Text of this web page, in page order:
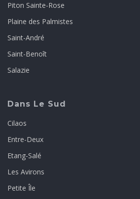
Piton Sainte-Rose
Plaine des Palmistes
Saint-André
Saint-Benoît
Salazie
Dans Le Sud
Cilaos
Entre-Deux
Etang-Salé
Les Avirons
Petite Île